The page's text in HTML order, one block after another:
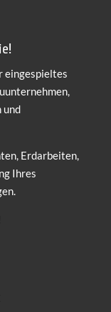
eingespieltes
und
Erdarbeiten,
Ihres